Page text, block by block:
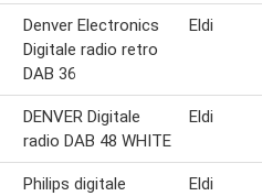
Denver Electronics
Digitale radio retro
DAB 36
Eldi
DENVER Digitale
radio DAB 48 WHITE
Eldi
Philips digitale
Eldi